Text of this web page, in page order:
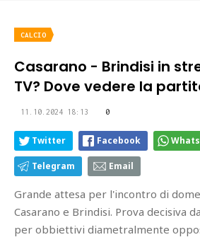
CALCIO
Casarano - Brindisi in
TV? Dove vedere la
11.10.2024 18:13 0
Twitter Facebook
Telegram Email
Grande attesa per l'incontro di
Casarano e Brindisi. Prova decisiva
per obbiettivi diametralmente